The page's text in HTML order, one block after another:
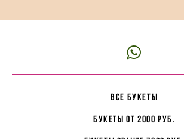
все букеты
букеты от 2000 руб.